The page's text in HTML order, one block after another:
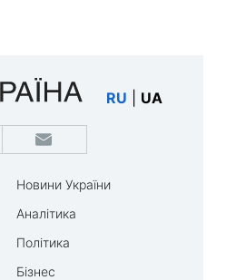
RU UA
Новини України
Аналітика
Політика
Бізнес